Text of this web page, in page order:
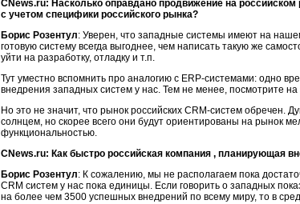
CNews.ru: Насколько оправдано продвижение на
с учетом специфики российского рынка?
Борис Розентул: Уверен, что западные системы имеют на
готовую систему всегда выгоднее, чем написать такую же
уйти на разработку, отладку и т.п.
Тут уместно вспомнить про аналогию с ERP-системами: одно
внедрения западных систем у нас. Тем не менее, посмотрите
Но это не значит, что рынок российских CRM-систем обречен.
солнцем, но скорее всего они будут ориентированы на рынок
функциональностью.
CNews.ru: Как быстро российская компания , планирующая
Борис Розентул: К сожалению, мы не располагаем пока
CRM систем у нас пока единицы. Если говорить о западных
на более чем 3500 успешных внедрений по всему миру, то в